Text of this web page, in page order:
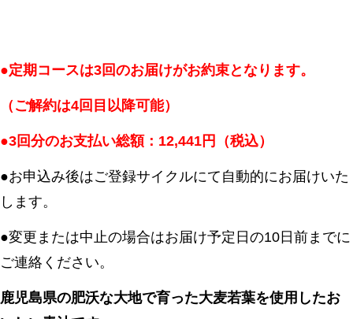
●定期コースは3回のお届けがお約束となります。
（ご解約は4回目以降可能）
●3回分のお支払い総額：12,441円（税込）
●お申込み後はご登録サイクルにて自動的にお届けいた
します。
●変更または中止の場合はお届け予定日の10日前までに
ご連絡ください。
鹿児島県の肥沃な大地で育った大麦若葉を使用したお